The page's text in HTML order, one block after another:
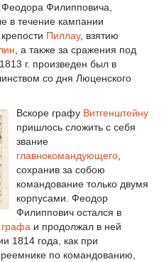
Филипповича,
в течение кампании
Пиллау, взятию
, а также за сражения под
г. произведен был в
со дня Люценского
Вскоре графу Витгенштейну
пришлось сложить с себя
звание
главнокомандующего,
сохранив за собою
командование только двумя
корпусами. Феодор
Филиппович остался в
графа и продолжал в ней
1814 года, как при
по командованию,